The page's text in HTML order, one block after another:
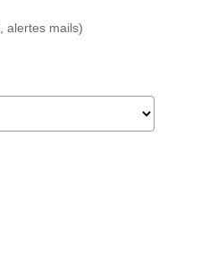
alertes mails)